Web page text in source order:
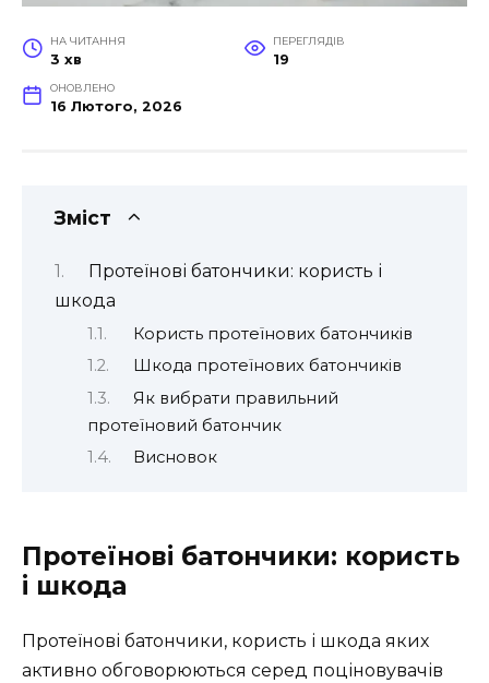
НА ЧИТАННЯ
3 хв
ПЕРЕГЛЯДІВ
19
ОНОВЛЕНО
16 Лютого, 2026
Зміст
Протеїнові батончики: користь і
шкода
Користь протеїнових батончиків
Шкода протеїнових батончиків
Як вибрати правильний
протеїновий батончик
Висновок
Протеїнові батончики: користь
і шкода
Протеїнові батончики, користь і шкода яких
активно обговорюються серед поціновувачів